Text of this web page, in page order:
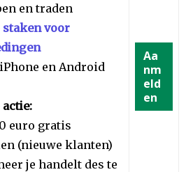
en traden
staken voor
en Android
euro gratis
(nieuwe klanten)
je handelt des te
Aa
nm
eld
en